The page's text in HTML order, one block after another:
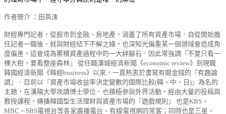
作者簡介 ： 田英洙
財經專門記者，從股市到金融、房地產，涵蓋了所有資產市場．自從開始擔
任記者一職後，就與財經結下不解之緣，也深知光偏重某一個領域會造成角
度偏差，這會成為累積資產過程中的一大絆腳石．因此常強調『不要只看一
棵大樹，要看整座森林』 從任職漢城經濟新聞《economic review》到現職
韓國經濟新聞《韓經business》以來，一直熱衷於書寫有關金錢的『有趣論
調』．目前以『資產市場收益率決定變數的國際比較(韓、中、日)』為名的
主題，在漢陽大學攻讀博士學位．也積極參與外界活動，經由大量的投稿與
教授課程，傳播韓國型生活理財與資產市場的『遊戲規則』 也是KBS、
MBC、SBS電視台等各家廣播電台、有線電視網的常客；同時也是三星、